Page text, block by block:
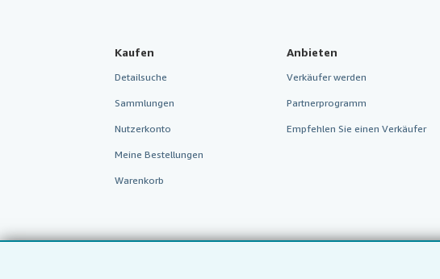
Kaufen
Detailsuche
Sammlungen
Nutzerkonto
Meine Bestellungen
Warenkorb
Anbieten
Verkäufer werden
Partnerprogramm
Empfehlen Sie einen Verkäufer